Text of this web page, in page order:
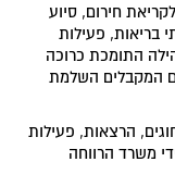
חירום, סיוע
בריאות, פעילות
התומכת כרוכה
המקבלים השלמת
הרצאות, פעילות
משרד הרווחה